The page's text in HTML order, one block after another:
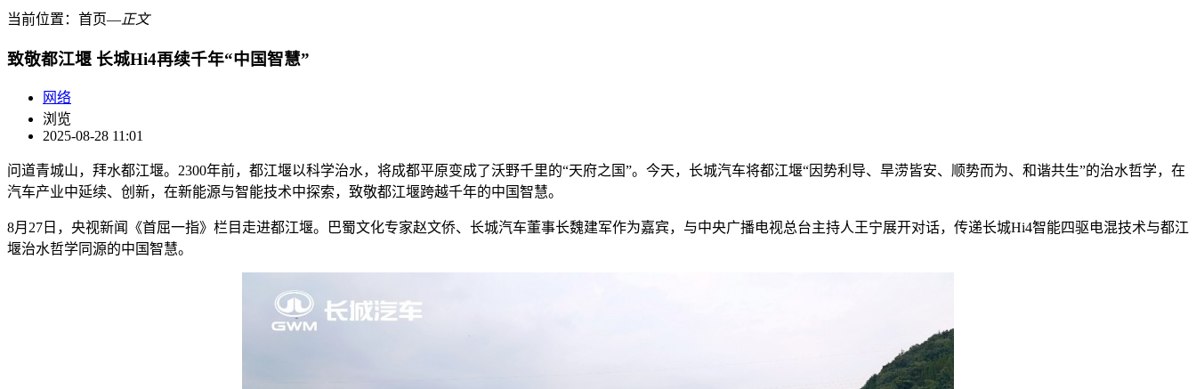
当前位置： 首页―正文
致敬都江堰 长城Hi4再续千年“中国智慧”
网络
浏览
2025-08-28 11:01
问道青城山，拜水都江堰。2300年前，都江堰以科学治水，将成都平原变成了沃野千里的“天府之国”。今天，长城汽车将都江堰“因势利导、旱涝皆安、顺势而为、和谐共生”的治水哲学，在
汽车产业中延续、创新，在新能源与智能技术中探索，致敬都江堰跨越千年的中国智慧。
8月27日，央视新闻《首屈一指》栏目走进都江堰。巴蜀文化专家赵文侨、长城汽车董事长魏建军作为嘉宾，与中央广播电视总台主持人王宁展开对话，传递长城Hi4智能四驱电混技术与都江
堰治水哲学同源的中国智慧。